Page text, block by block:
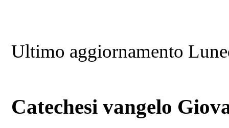
Ultimo aggiornamento
Catechesi vangelo